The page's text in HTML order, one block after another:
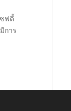
ฟตี้
การ